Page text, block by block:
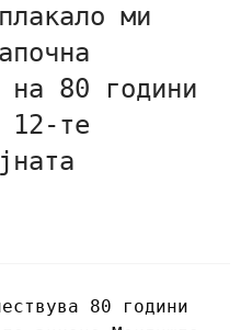
ми
на 80 години
12-те
80 години